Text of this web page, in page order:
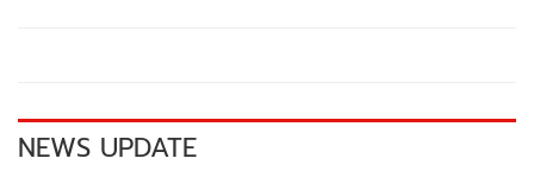
k k
NEWS UPDATE